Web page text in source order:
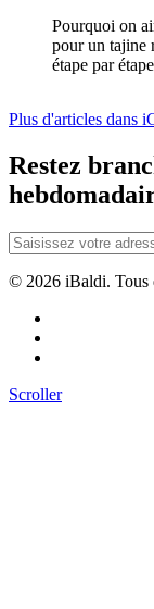
Pourquoi on
pour un tajine
étape par
Plus d'articles dans
Restez
© 2026 iBaldi. Tous
Scroller